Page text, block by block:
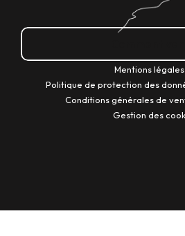
Mentions légales
Politique de protection des
Conditions générales de
Gestion des